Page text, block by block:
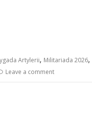
Artylerii, Militariada 2026,
Leave a comment